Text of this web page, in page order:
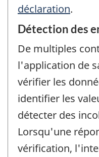
déclaration.
Détection des
De multiples
l'application de
vérifier les
identifier les
détecter des
Lorsqu'une
vérification,